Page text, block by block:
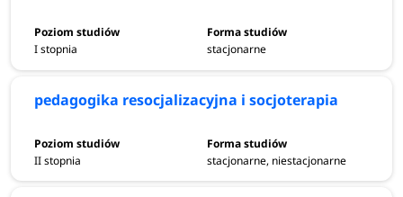
I stopnia stacjonarne
pedagogika resocjalizacyjna i socjoterapia
II stopnia stacjonarne, niestacjonarne